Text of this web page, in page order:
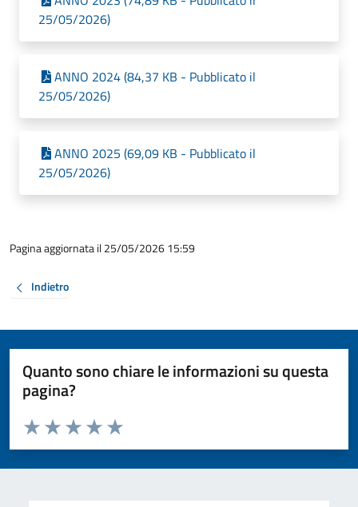
25/05/2026)
ANNO 2024 (84,37 KB - Pubblicato il
25/05/2026)
ANNO 2025 (69,09 KB - Pubblicato il
25/05/2026)
Pagina aggiornata il 25/05/2026 15:59
Indietro
Quanto sono chiare le informazioni su questa
pagina?
Valuta da 1 a 5 stelle la pagina
Valuta 5 stelle su 5
Valuta 4 stelle su 5
Valuta 3 stelle su 5
Valuta 2 stelle su 5
Valuta 1 stelle su 5